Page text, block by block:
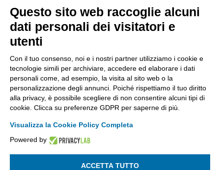
Codice Fiscale: 80021750163 | PEC:
info@pec.confindustriabergamo.it
CONFINDUSTRIA BERGAMO
ASSISTENZA & PRIVACY
La riproduzione, anche parziale, di qualsiasi informazione o
Questo sito web raccoglie alcuni
dati personali dei visitatori e
utenti
Con il tuo consenso, noi e i nostri partner utilizziamo i cookie e
tecnologie simili per archiviare, accedere ed elaborare i dati
personali come, ad esempio, la visita al sito web o la
personalizzazione degli annunci. Poiché rispettiamo il tuo diritto
alla privacy, è possibile scegliere di non consentire alcuni tipi di
cookie. Clicca su preferenze GDPR per saperne di più.
Visualizza la Cookie Policy Completa
Powered by
ACCETTA TUTTO